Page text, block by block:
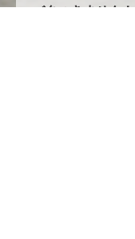
バタつきません！